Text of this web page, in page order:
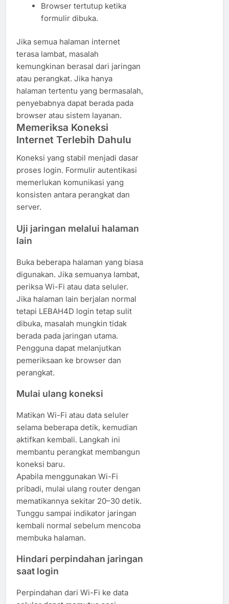
Browser tertutup ketika
formulir dibuka.
Jika semua halaman internet
terasa lambat, masalah
kemungkinan berasal dari jaringan
atau perangkat. Jika hanya
halaman tertentu yang bermasalah,
penyebabnya dapat berada pada
browser atau sistem layanan.
Memeriksa Koneksi
Internet Terlebih Dahulu
Koneksi yang stabil menjadi dasar
proses login. Formulir autentikasi
memerlukan komunikasi yang
konsisten antara perangkat dan
server.
Uji jaringan melalui halaman
lain
Buka beberapa halaman yang biasa
digunakan. Jika semuanya lambat,
periksa Wi-Fi atau data seluler.
Jika halaman lain berjalan normal
tetapi LEBAH4D login tetap sulit
dibuka, masalah mungkin tidak
berada pada jaringan utama.
Pengguna dapat melanjutkan
pemeriksaan ke browser dan
perangkat.
Mulai ulang koneksi
Matikan Wi-Fi atau data seluler
selama beberapa detik, kemudian
aktifkan kembali. Langkah ini
membantu perangkat membangun
koneksi baru.
Apabila menggunakan Wi-Fi
pribadi, mulai ulang router dengan
mematikannya sekitar 20–30 detik.
Tunggu sampai indikator jaringan
kembali normal sebelum mencoba
membuka halaman.
Hindari perpindahan jaringan
saat login
Perpindahan dari Wi-Fi ke data